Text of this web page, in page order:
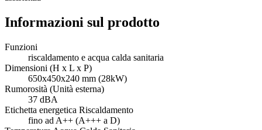
Informazioni sul prodotto
Funzioni
riscaldamento e acqua calda sanitaria
Dimensioni (H x L x P)
650x450x240 mm (28kW)
Rumorosità (Unità esterna)
37 dBA
Etichetta energetica Riscaldamento
fino ad A++ (A+++ a D)